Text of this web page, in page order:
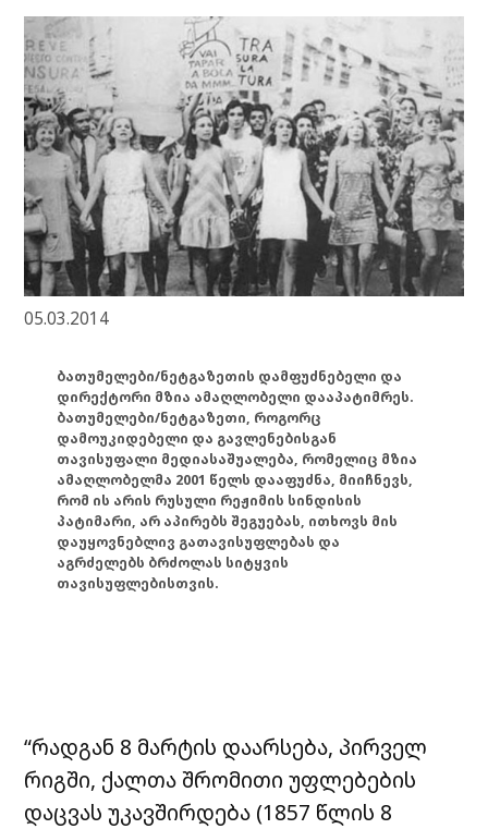
05.03.2014
ბათუმელები/ნეტგაზეთის დამფუძნებელი და
დირექტორი მზია ამაღლობელი დააპატიმრეს.
ბათუმელები/ნეტგაზეთი, როგორც
დამოუკიდებელი და გავლენებისგან
თავისუფალი მედიასაშუალება, რომელიც მზია
ამაღლობელმა 2001 წელს დააფუძნა, მიიჩნევს,
რომ ის არის რუსული რეჟიმის სინდისის
პატიმარი, არ აპირებს შეგუებას, ითხოვს მის
დაუყოვნებლივ გათავისუფლებას და
აგრძელებს ბრძოლას სიტყვის
თავისუფლებისთვის.
“რადგან 8 მარტის დაარსება, პირველ
რიგში, ქალთა შრომითი უფლებების
დაცვას უკავშირდება (1857 წლის 8